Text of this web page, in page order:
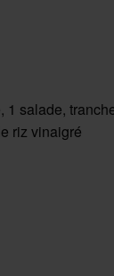
1 salade,
riz vinaigré